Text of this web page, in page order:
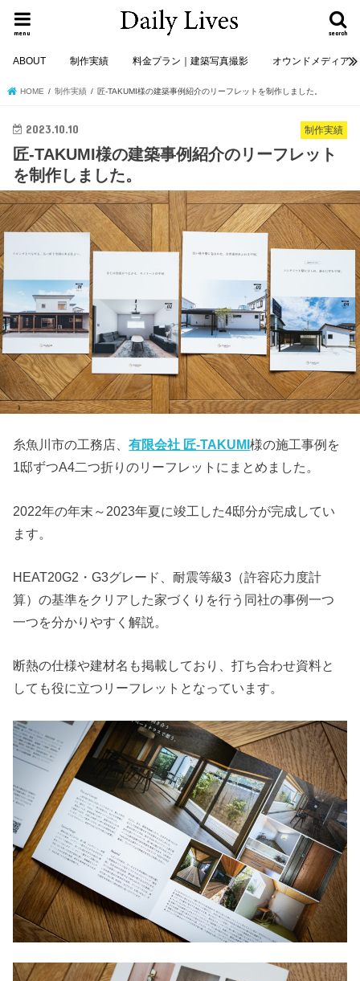
search
menu
ABOUT 制作実績 料金プラン｜建築写真撮影 オウンドメディア
HOME 制作実績 匠-TAKUMI様の建築事例紹介のリーフレットを制作しました。
制作実績
2023.10.10
匠-TAKUMI様の建築事例紹介のリーフレット
を制作しました。
糸魚川市の工務店、有限会社 匠-TAKUMI様の施工事例を
1邸ずつA4二つ折りのリーフレットにまとめました。
2022年の年末～2023年夏に竣工した4邸分が完成してい
ます。
HEAT20G2・G3グレード、耐震等級3（許容応力度計
算）の基準をクリアした家づくりを行う同社の事例一つ
一つを分かりやすく解説。
断熱の仕様や建材名も掲載しており、打ち合わせ資料と
しても役に立つリーフレットとなっています。